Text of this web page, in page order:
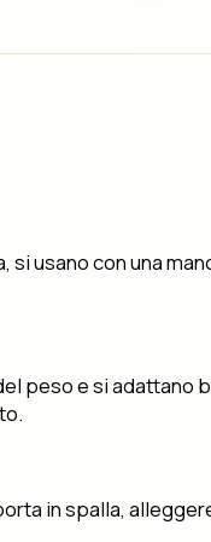
usano con una
peso e si adattano
in spalla,